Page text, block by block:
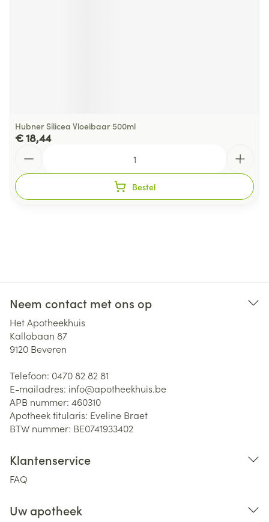
Hubner Silicea Vloeibaar 500ml
€ 18,44
Bestel
Neem contact met ons op
Het Apotheekhuis
Kallobaan 87
9120 Beveren
Telefoon: 0470 82 82 81
E-mailadres: info@apotheekhuis.be
APB nummer: 460310
Apotheek titularis: Eveline Braet
BTW nummer: BE0741933402
Klantenservice
FAQ
Uw apotheek